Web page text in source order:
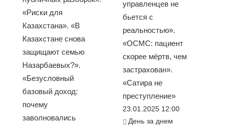
«Риски для
Казахстана». «В
Казахстане снова
защищают семью
Назарбаевых?».
«Безусловный
базовый доход:
почему
заволновались
управленцев не
бьется с
реальностью».
«ОСМС: пациент
скорее мёртв, чем
застрахован».
«Сатира не
преступление»
23.01.2025 12:00
День за днем